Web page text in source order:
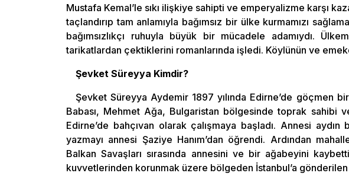
Mustafa Kemal’le sıkı ilişkiye sahipti ve emperyalizme karşı
taçlandırıp tam anlamıyla bağımsız bir ülke kurmamızı
bağımsızlıkçı ruhuyla büyük bir mücadele adamıydı.
tarikatlardan çektiklerini romanlarında işledi. Köylünün ve
Şevket Süreyya Kimdir?
Şevket Süreyya Aydemir 1897 yılında Edirne’de göçmen
Babası, Mehmet Ağa, Bulgaristan bölgesinde toprak sahibi
Edirne’de bahçıvan olarak çalışmaya başladı. Annesi aydın
yazmayı annesi Şaziye Hanım’dan öğrendi. Ardından
Balkan Savaşları sırasında annesini ve bir ağabeyini
kuvvetlerinden korunmak üzere bölgeden İstanbul’a gönderilen